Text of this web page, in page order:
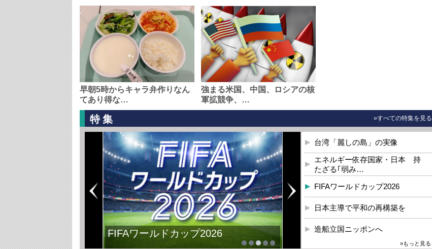
早朝5時からキャラ弁作りなん
てあり得な…
強まる米国、中国、ロシアの核
軍拡競争、…
特集 »すべての特集を見る
FIFAワールドカップ2026
台湾「麗しの島」の実像
エネルギー依存国家・日本 持
たざる｢弱み…
FIFAワールドカップ2026
日本主導で平和の再構築を
造船立国ニッポンへ
»もっと見る